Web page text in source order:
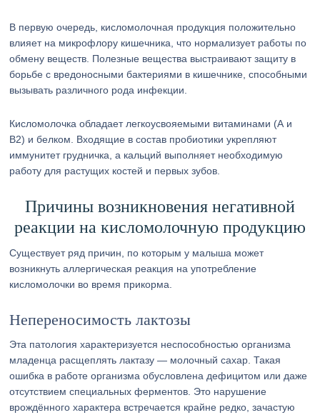
В первую очередь, кисломолочная продукция положительно
влияет на микрофлору кишечника, что нормализует работы по
обмену веществ. Полезные вещества выстраивают защиту в
борьбе с вредоносными бактериями в кишечнике, способными
вызывать различного рода инфекции.
Кисломолочка обладает легкоусвояемыми витаминами (А и
В2) и белком. Входящие в состав пробиотики укрепляют
иммунитет грудничка, а кальций выполняет необходимую
работу для растущих костей и первых зубов.
Причины возникновения негативной
реакции на кисломолочную продукцию
Существует ряд причин, по которым у малыша может
возникнуть аллергическая реакция на употребление
кисломолочки во время прикорма.
Непереносимость лактозы
Эта патология характеризуется неспособностью организма
младенца расщеплять лактазу — молочный сахар. Такая
ошибка в работе организма обусловлена дефицитом или даже
отсутствием специальных ферментов. Это нарушение
врождённого характера встречается крайне редко, зачастую